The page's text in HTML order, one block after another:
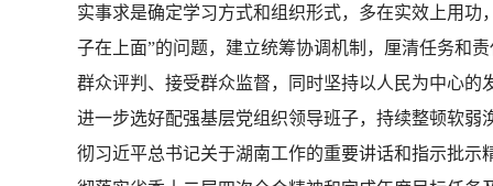
实事求是确定学习方式和组织形式，多在实效上用
子在上面”的问题，建立统筹协调机制，厘清任务和
群众评判、接受群众监督，同时坚持以人民为中心
进一步选好配强基层党组织领导班子，持续整顿软
彻习近平总书记关于湖南工作的重要讲话和指示批